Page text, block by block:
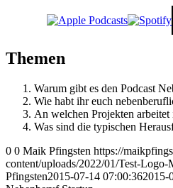
Themen
Warum gibt es den Podcast
Wie habt ihr euch
An welchen Projekten arbeitet
Was sind die typischen
0 0 Maik Pfingsten https://
content/uploads/2022/01/Test-
Pfingsten2015-07-14 07:00:362015-